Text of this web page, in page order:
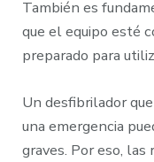
También es
que el equipo esté
preparado para
Un desfibrilador
una emergencia
graves. Por eso,